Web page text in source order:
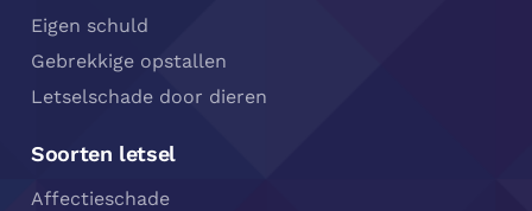
Eigen schuld
Gebrekkige opstallen
Letselschade door dieren
Soorten letsel
Affectieschade